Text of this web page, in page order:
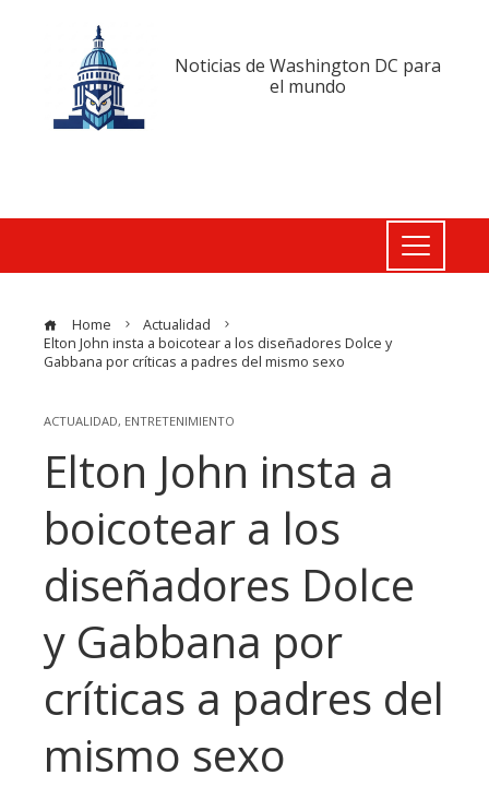
Noticias de Washington DC para
el mundo
Home
Actualidad
Elton John insta a boicotear a los diseñadores Dolce y
Gabbana por críticas a padres del mismo sexo
ACTUALIDAD, ENTRETENIMIENTO
Elton John insta a
boicotear a los
diseñadores Dolce
y Gabbana por
críticas a padres del
mismo sexo